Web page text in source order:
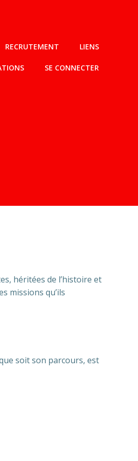
RECRUTEMENT LIENS
SE CONNECTER
héritées de l’histoire et
missions qu’ils
soit son parcours, est